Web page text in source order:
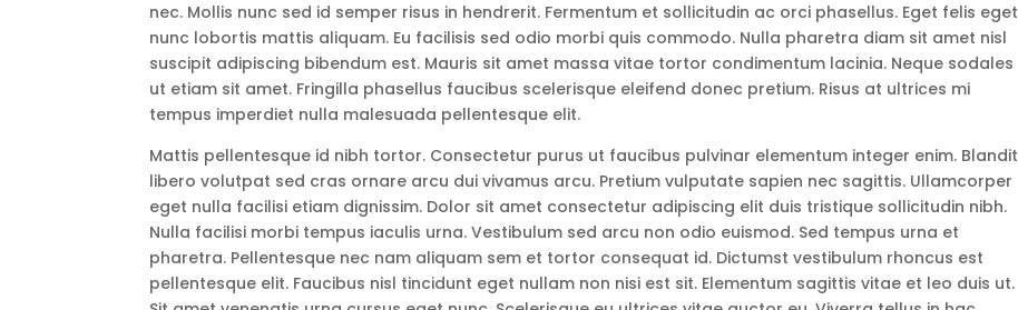
nec. Mollis nunc sed id semper risus in hendrerit. Fermentum et sollicitudin ac orci phasellus. Eget felis eget
nunc lobortis mattis aliquam. Eu facilisis sed odio morbi quis commodo. Nulla pharetra diam sit amet nisl
suscipit adipiscing bibendum est. Mauris sit amet massa vitae tortor condimentum lacinia. Neque sodales
ut etiam sit amet. Fringilla phasellus faucibus scelerisque eleifend donec pretium. Risus at ultrices mi
tempus imperdiet nulla malesuada pellentesque elit.
Mattis pellentesque id nibh tortor. Consectetur purus ut faucibus pulvinar elementum integer enim. Blandit
libero volutpat sed cras ornare arcu dui vivamus arcu. Pretium vulputate sapien nec sagittis. Ullamcorper
eget nulla facilisi etiam dignissim. Dolor sit amet consectetur adipiscing elit duis tristique sollicitudin nibh.
Nulla facilisi morbi tempus iaculis urna. Vestibulum sed arcu non odio euismod. Sed tempus urna et
pharetra. Pellentesque nec nam aliquam sem et tortor consequat id. Dictumst vestibulum rhoncus est
pellentesque elit. Faucibus nisl tincidunt eget nullam non nisi est sit. Elementum sagittis vitae et leo duis ut.